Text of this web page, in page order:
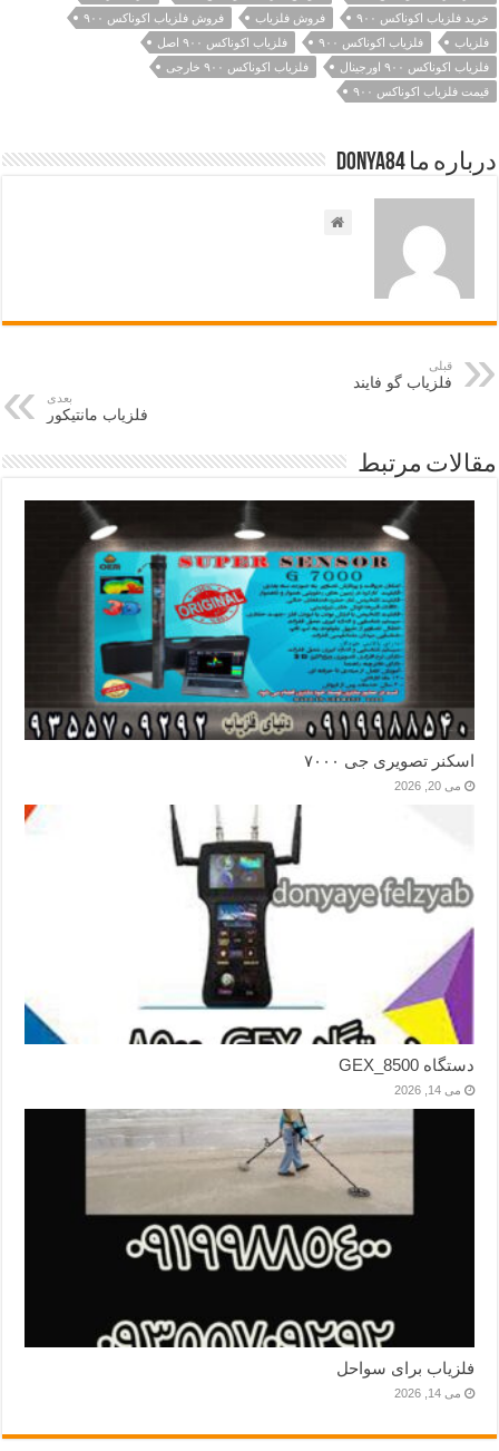
خرید فلزیاب اکوناکس ۹۰۰
فروش فلزیاب
فروش فلزیاب اکوناکس ۹۰۰
فلزیاب
فلزیاب اکوناکس ۹۰۰
فلزیاب اکوناکس ۹۰۰ اصل
فلزیاب اکوناکس ۹۰۰ اورجینال
فلزیاب اکوناکس ۹۰۰ خارجی
قیمت فلزیاب اکوناکس ۹۰۰
درباره ما Donya84
قبلی
فلزیاب گو فایند
بعدی
فلزیاب مانتیکور
مقالات مرتبط
اسکنر تصویری جی ۷۰۰۰
می 20, 2026
دستگاه GEX_8500
می 14, 2026
فلزیاب برای سواحل
می 14, 2026